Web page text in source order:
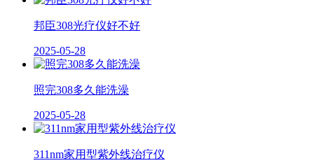
邦臣308光疗仪好不好
2025-05-28
照完308多久能洗澡
2025-05-28
311nm家用型紫外线治疗仪